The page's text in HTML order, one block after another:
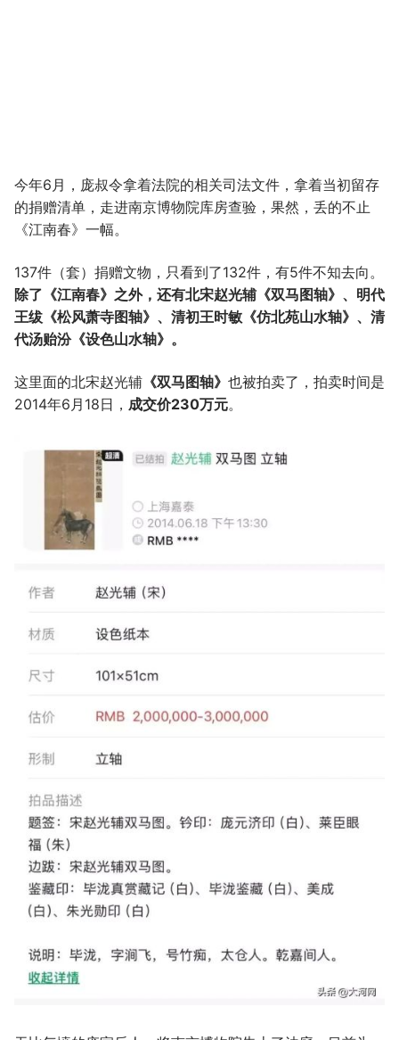
今年6月，庞叔令拿着法院的相关司法文件，拿着当初留存
的捐赠清单，走进南京博物院库房查验，果然，丢的不止
《江南春》一幅。
137件（套）捐赠文物，只看到了132件，有5件不知去向。
除了《江南春》之外，还有北宋赵光辅《双马图轴》、明代
王绂《松风萧寺图轴》、清初王时敏《仿北苑山水轴》、清
代汤贻汾《设色山水轴》。
这里面的北宋赵光辅 《双马图轴》 也被拍卖了，拍卖时间是
2014年6月18日， 成交价230万元。